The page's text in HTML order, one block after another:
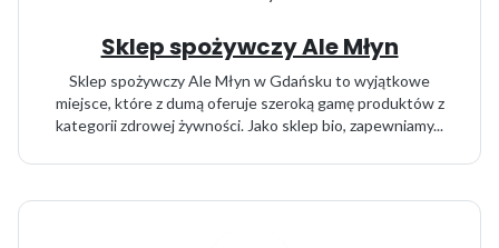
Sklep spożywczy Ale Młyn
Sklep spożywczy Ale Młyn w Gdańsku to wyjątkowe
miejsce, które z dumą oferuje szeroką gamę produktów z
kategorii zdrowej żywności. Jako sklep bio, zapewniamy...